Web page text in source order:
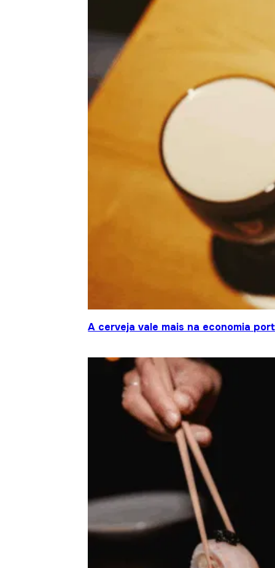
A cerveja vale mais na economia